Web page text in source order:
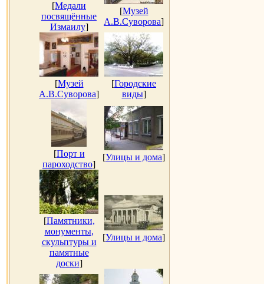
[Медали
посвящённые
Измаилу]
[Музей
А.В.Суворова]
[Музей
А.В.Суворова]
[Городские
виды]
[Порт и
пароходство]
[Улицы и дома]
[Памятники,
монументы,
скульптуры и
памятные
доски]
[Улицы и дома]